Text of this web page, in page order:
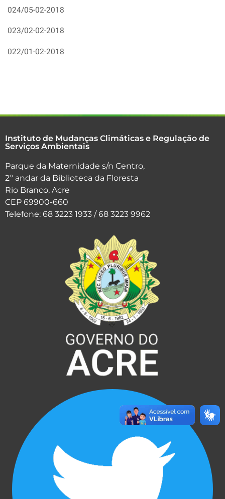
024/05-02-2018
023/02-02-2018
022/01-02-2018
Instituto de Mudanças Climáticas e Regulação de
Serviços Ambientais
Parque da Maternidade s/n Centro,
2º andar da Biblioteca da Floresta
Rio Branco, Acre
CEP 69900-660
Telefone: 68 3223 1933 / 68 3223 9962